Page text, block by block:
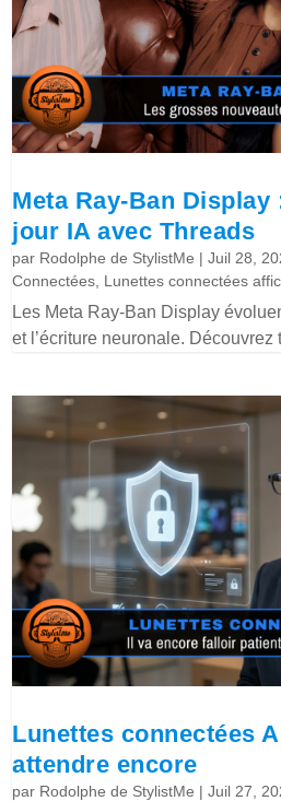
Meta Ray-Ban
jour IA avec Threads
par Rodolphe de StylistMe |Juil 28,
Connectées Lunettes connectées
Les Meta Ray-Ban Display
et l’écriture neuronale. Découvrez
Lunettes connectées
attendre encore
par Rodolphe de StylistMe |Juil 27,